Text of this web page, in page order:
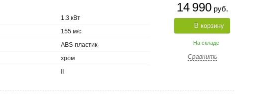
14 990руб.
В корзину
На складе
Сравнить
1.3 кВт
155 м/с
ABS-пластик
хром